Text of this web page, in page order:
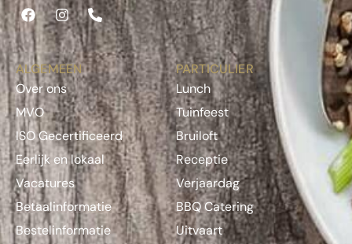
ALGEMEEN
Over ons
MVO
ISO Gecertificeerd
Eerlijk en lokaal
Vacatures
Betaalinformatie
Bestelinformatie
PARTICULIER
Lunch
Tuinfeest
Bruiloft
Receptie
Verjaardag
BBQ Catering
Uitvaart